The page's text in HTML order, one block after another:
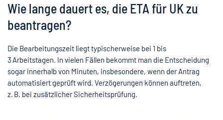
Wie lange dauert es, die ETA für UK zu
beantragen?
Die Bearbeitungszeit liegt typischerweise bei 1 bis
3 Arbeitstagen. In vielen Fällen bekommt man die Entscheidung
sogar innerhalb von Minuten, insbesondere, wenn der Antrag
automatisiert geprüft wird. Verzögerungen können auftreten,
z. B. bei zusätzlicher Sicherheitsprüfung.